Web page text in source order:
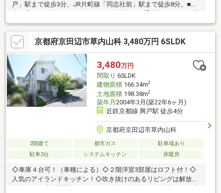
戸」駅まで徒歩3分、JR片町線「同志社前」駅まで徒歩8分。■
車スペース1台可能（車種によります）◎現況空き家のためゆっく
りご内覧可能です！是非お気軽にお問い合わせください！
京都府京田辺市草内山科 3,480万円 6SLDK
3,480万円
間取り 6SLDK
建物面積166.34m2
土地面積198.38m2
築年月 2004年3月(築22年6ヶ月)
近鉄京都線 興戸駅 徒歩4分
京都府京田辺市草内山科
2階建て 都市ガス
駐車場あり
駐車3台
システムキッチン 床暖房
◇車庫４台可！（車種による）◇２階洋室3部屋はロフト付！◇
人気のアイランドキッチン！◇吹き抜けのあるリビングは解放感